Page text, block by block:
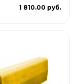
1 810.00 руб.